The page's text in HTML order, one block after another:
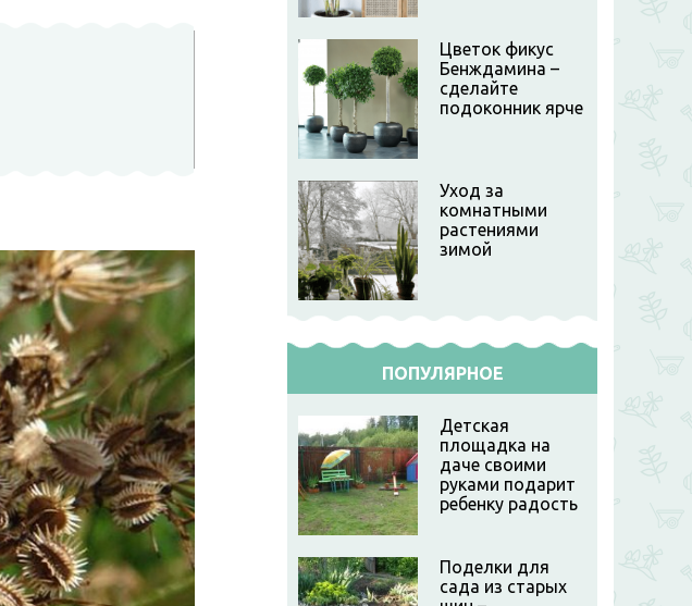
Цветок фикус
Бенждамина –
сделайте
подоконник ярче
Уход за
комнатными
растениями
зимой
ПОПУЛЯРНОЕ
Детская
площадка на
даче своими
руками подарит
ребенку радость
Поделки для
сада из старых